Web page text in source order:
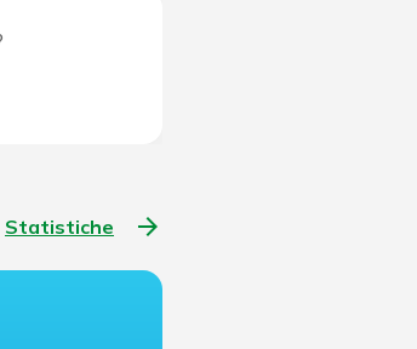
Statistiche arrow_forward